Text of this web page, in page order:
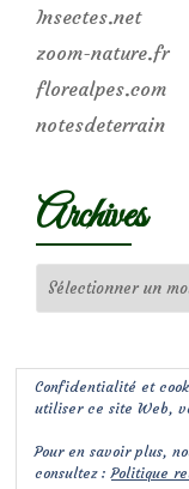
Insectes.net
zoom-nature.fr
florealpes.com
notesdeterrain
Archives
Confidentialité et
utiliser ce site Web,
Pour en savoir plus,
consultez :Politique